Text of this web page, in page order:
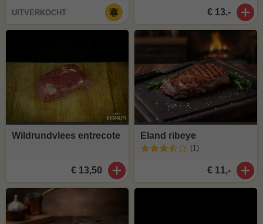
UITVERKOCHT € 13,-
Wildrundvlees entrecote
€ 13,50
Eland ribeye
(1)
€ 11,-